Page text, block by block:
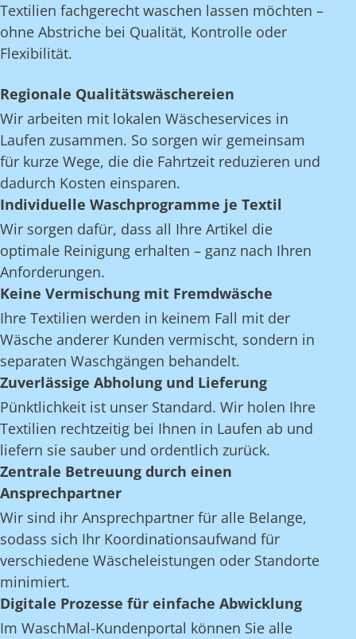
Textilien fachgerecht waschen lassen möchten –
ohne Abstriche bei Qualität, Kontrolle oder
Flexibilität.
Regionale Qualitätswäschereien
Wir arbeiten mit lokalen Wäscheservices in
Laufen zusammen. So sorgen wir gemeinsam
für kurze Wege, die die Fahrtzeit reduzieren und
dadurch Kosten einsparen.
Individuelle Waschprogramme je Textil
Wir sorgen dafür, dass all Ihre Artikel die
optimale Reinigung erhalten – ganz nach Ihren
Anforderungen.
Keine Vermischung mit Fremdwäsche
Ihre Textilien werden in keinem Fall mit der
Wäsche anderer Kunden vermischt, sondern in
separaten Waschgängen behandelt.
Zuverlässige Abholung und Lieferung
Pünktlichkeit ist unser Standard. Wir holen Ihre
Textilien rechtzeitig bei Ihnen in Laufen ab und
liefern sie sauber und ordentlich zurück.
Zentrale Betreuung durch einen
Ansprechpartner
Wir sind ihr Ansprechpartner für alle Belange,
sodass sich Ihr Koordinationsaufwand für
verschiedene Wäscheleistungen oder Standorte
minimiert.
Digitale Prozesse für einfache Abwicklung
Im WaschMal-Kundenportal können Sie alle